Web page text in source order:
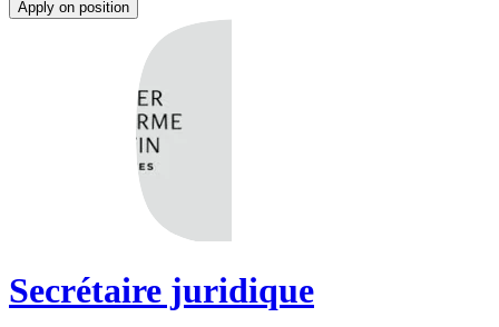
Apply on position
Secrétaire juridique